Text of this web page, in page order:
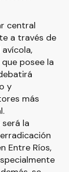
central
a través de
posee la
y
más
la
Entre Ríos,